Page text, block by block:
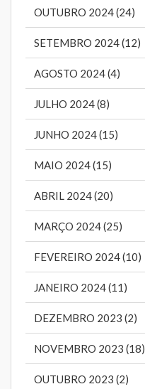
OUTUBRO 2024 (24)
SETEMBRO 2024 (12)
AGOSTO 2024 (4)
JULHO 2024 (8)
JUNHO 2024 (15)
MAIO 2024 (15)
ABRIL 2024 (20)
MARÇO 2024 (25)
FEVEREIRO 2024 (10)
JANEIRO 2024 (11)
DEZEMBRO 2023 (2)
NOVEMBRO 2023 (18)
OUTUBRO 2023 (2)